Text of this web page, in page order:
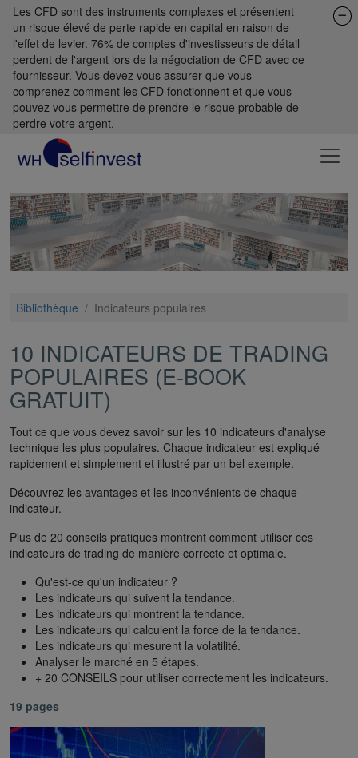
Les CFD sont des instruments complexes et présentent
un risque élevé de perte rapide en capital en raison de
l'effet de levier. 76% de comptes d'investisseurs de détail
perdent de l'argent lors de la négociation de CFD avec ce
fournisseur. Vous devez vous assurer que vous
comprenez comment les CFD fonctionnent et que vous
pouvez vous permettre de prendre le risque probable de
perdre votre argent.
Bibliothèque / Indicateurs populaires
10 INDICATEURS DE TRADING
POPULAIRES (E-BOOK
GRATUIT)
Tout ce que vous devez savoir sur les 10 indicateurs d'analyse
technique les plus populaires. Chaque indicateur est expliqué
rapidement et simplement et illustré par un bel exemple.
Découvrez les avantages et les inconvénients de chaque
indicateur.
Plus de 20 conseils pratiques montrent comment utiliser ces
indicateurs de trading de manière correcte et optimale.
Qu'est-ce qu'un indicateur ?
Les indicateurs qui suivent la tendance.
Les indicateurs qui montrent la tendance.
Les indicateurs qui calculent la force de la tendance.
Les indicateurs qui mesurent la volatilité.
Analyser le marché en 5 étapes.
+ 20 CONSEILS pour utiliser correctement les indicateurs.
19 pages